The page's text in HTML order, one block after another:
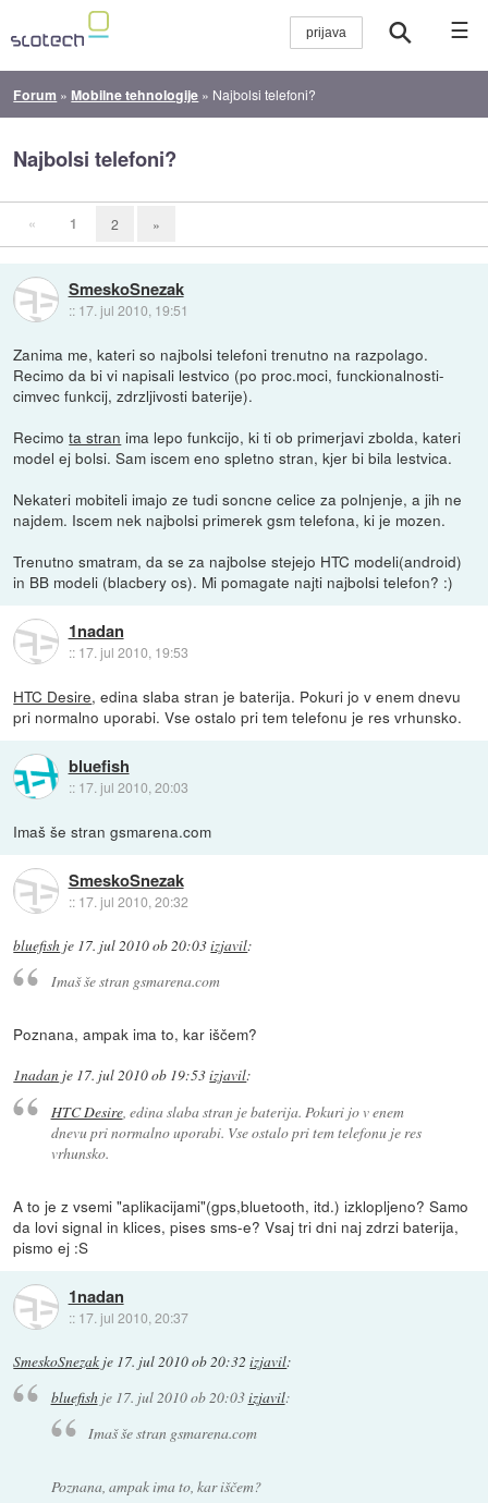
☰
Forum »Mobilne tehnologije » Najbolsi telefoni?
Najbolsi telefoni?
« 1 2 »
SmeskoSnezak
:: 17. jul 2010, 19:51
Zanima me, kateri so najbolsi telefoni trenutno na razpolago.
Recimo da bi vi napisali lestvico (po proc.moci, funckionalnosti-
cimvec funkcij, zdrzljivosti baterije).
Recimota stran ima lepo funkcijo, ki ti ob primerjavi zbolda, kateri
model ej bolsi. Sam iscem eno spletno stran, kjer bi bila lestvica.
Nekateri mobiteli imajo ze tudi soncne celice za polnjenje, a jih ne
najdem. Iscem nek najbolsi primerek gsm telefona, ki je mozen.
Trenutno smatram, da se za najbolse stejejo HTC modeli(android)
in BB modeli (blacbery os). Mi pomagate najti najbolsi telefon? :)
1nadan
:: 17. jul 2010, 19:53
HTC Desire, edina slaba stran je baterija. Pokuri jo v enem dnevu
pri normalno uporabi. Vse ostalo pri tem telefonu je res vrhunsko.
bluefish
:: 17. jul 2010, 20:03
Imaš še stran gsmarena.com
SmeskoSnezak
:: 17. jul 2010, 20:32
bluefish je 17. jul 2010 ob 20:03izjavil:
Imaš še stran gsmarena.com
Poznana, ampak ima to, kar iščem?
1nadan je 17. jul 2010 ob 19:53izjavil:
HTC Desire, edina slaba stran je baterija. Pokuri jo v enem
dnevu pri normalno uporabi. Vse ostalo pri tem telefonu je res
vrhunsko.
A to je z vsemi "aplikacijami"(gps,bluetooth, itd.) izklopljeno? Samo
da lovi signal in klices, pises sms-e? Vsaj tri dni naj zdrzi baterija,
pismo ej :S
1nadan
:: 17. jul 2010, 20:37
SmeskoSnezak je 17. jul 2010 ob 20:32 izjavil:
bluefishje 17. jul 2010 ob 20:03izjavil:
Imaš še stran gsmarena.com
Poznana, ampak ima to, kar iščem?